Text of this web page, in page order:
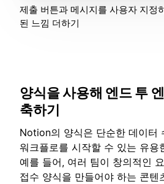
제출 버튼과 메시지를 사용자 지정
된 느낌 더하기
양식을 사용해 엔드 투
축하기
Notion의 양식은 단순한 데이터
워크플로를 시작할 수 있는 유용
예를 들어, 여러 팀이 창의적인
접수 양식을 만들어야 하는 콘텐